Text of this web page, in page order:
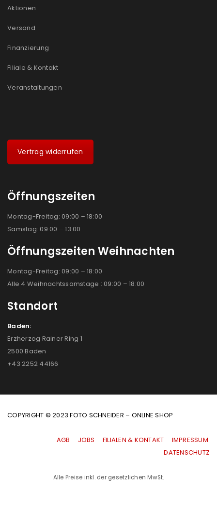
Aktionen
Versand
Finanzierung
Filiale & Kontakt
Veranstaltungen
Vertrag widerrufen
Öffnungszeiten
Montag-Freitag: 09:00 – 18:00
Samstag: 09:00 – 13:00
Öffnungszeiten Weihnachten
Montag-Freitag: 09:00 – 18:00
Alle 4 Weihnachtssamstage : 09:00 – 18:00
Standort
Baden:
Erzherzog Rainer Ring 1
2500 Baden
+43 2252 44166
COPYRIGHT © 2023 FOTO SCHNEIDER – ONLINE SHOP
AGB JOBS FILIALEN & KONTAKT
IMPRESSUM
|DATENSCHUTZ
Alle Preise inkl. der gesetzlichen MwSt.